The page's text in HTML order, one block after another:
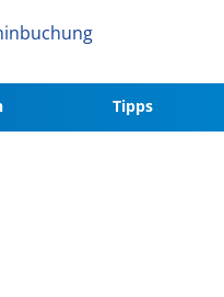
Tipps